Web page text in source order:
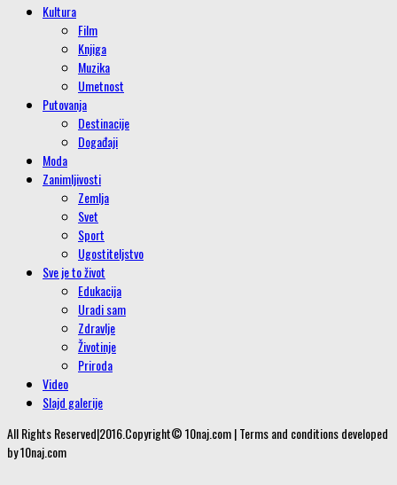
Kultura
Film
Knjiga
Muzika
Umetnost
Putovanja
Destinacije
Događaji
Moda
Zanimljivosti
Zemlja
Svet
Sport
Ugostiteljstvo
Sve je to život
Edukacija
Uradi sam
Zdravlje
Životinje
Priroda
Video
Slajd galerije
All Rights Reserved|2016.Copyright© 10naj.com | Terms and conditions developed
by 10naj.com